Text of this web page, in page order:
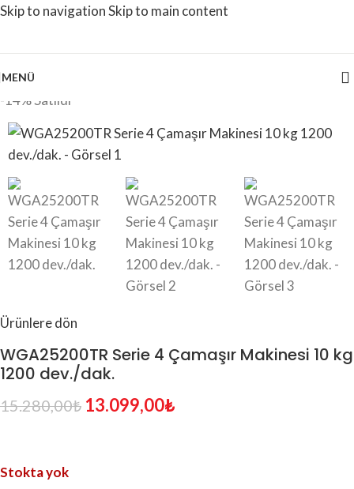
Skip to navigationSkip to main content
MENÜ
-14%Satıldı
Ürünlere dön
WGA25200TR Serie 4 Çamaşır Makinesi 10 kg
1200 dev./dak.
15.280,00₺ 13.099,00₺
Stokta yok